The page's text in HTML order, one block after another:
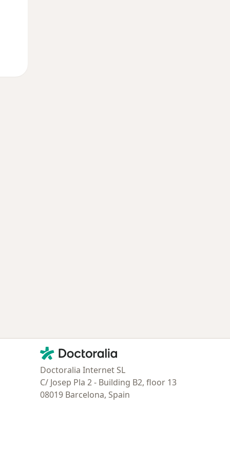
Contacto
Doctoralia - Página de inicio
Doctoralia Internet SL
C/ Josep Pla 2 - Building B2, floor 13
08019 Barcelona, Spain